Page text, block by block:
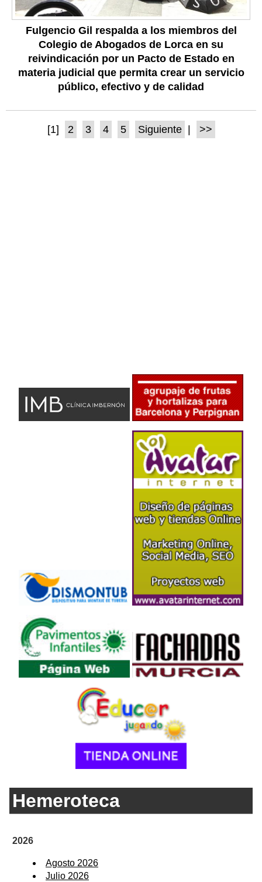
Fulgencio Gil respalda a los miembros del
Colegio de Abogados de Lorca en su
reivindicación por un Pacto de Estado en
materia judicial que permita crear un servicio
público, efectivo y de calidad
[1] 2 3 4 5 Siguiente | >>
Hemeroteca
2026
Agosto 2026
Julio 2026